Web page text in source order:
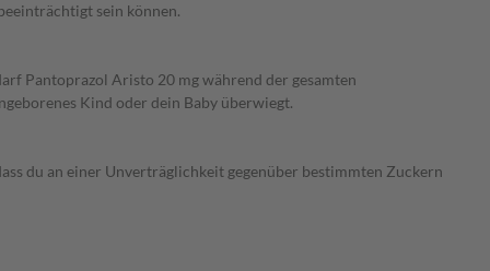
sein können.
Pantoprazol Aristo 20 mg während der gesamten
Kind oder dein Baby überwiegt.
du an einer Unverträglichkeit gegenüber bestimmten Zuckern